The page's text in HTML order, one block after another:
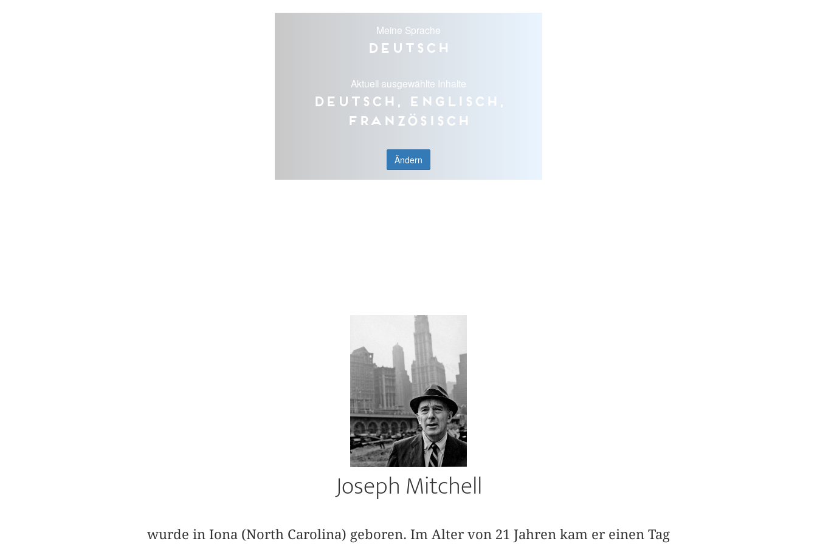
Meine Sprache
Deutsch
Aktuell ausgewählte Inhalte
Deutsch, Englisch,
Französisch
Ändern
Joseph Mitchell
wurde in Iona (North Carolina) geboren. Im Alter von 21 Jahren kam er einen Tag